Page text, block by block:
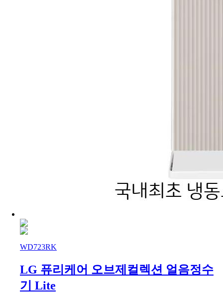
WD723RK
LG 퓨리케어 오브제컬렉션 얼음정수
기 Lite